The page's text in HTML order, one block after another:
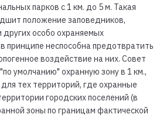
парков с 1 км. до 5 м. Такая
положение заповедников,
особо охраняемых
принципе неспособна предотвратить
воздействие на них. Совет
умолчанию" охранную зону в 1 км.,
тех территорий, где охранные
городских поселений (в
зоны по границам фактической